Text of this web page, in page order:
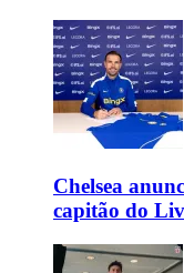
Chelsea
capitão do